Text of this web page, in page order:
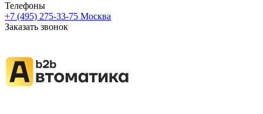
Телефоны
+7 (495) 275-33-75 Москва
Заказать звонок